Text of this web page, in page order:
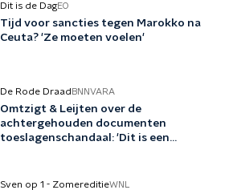
Dit is de DagEO
Tijd voor sancties tegen Marokko na
Ceuta? 'Ze moeten voelen'
De Rode Draad BNNVARA
Omtzigt & Leijten over de
achtergehouden documenten
toeslagenschandaal: 'Dit is een
Sven op 1 - ZomereditieWNL